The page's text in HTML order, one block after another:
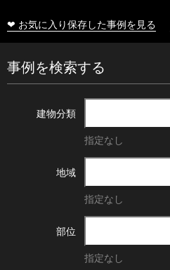
❤ お気に入り保存した事例を見る
事例を検索する
建物分類
指定なし
地域
指定なし
部位
指定なし